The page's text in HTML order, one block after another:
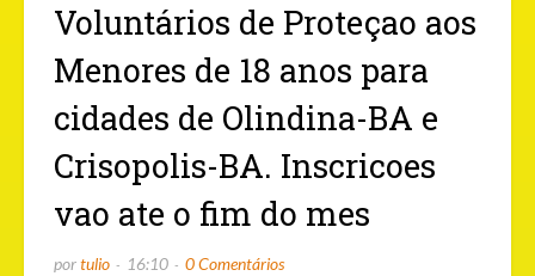
Voluntários de Proteçao aos
Menores de 18 anos para
cidades de Olindina-BA e
Crisopolis-BA. Inscricoes
vao ate o fim do mes
portulio 16:10 0 Comentários